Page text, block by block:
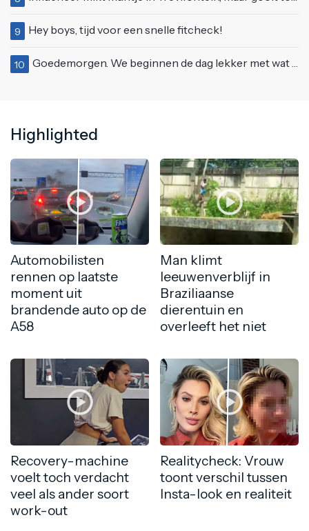
9 Hey boys, tijd voor een snelle fitcheck!
10 Goedemorgen. We beginnen de dag lekker met wat rek- en strekoefeningen
Highlighted
Automobilisten
rennen op laatste
moment uit
brandende auto op de
A58
Man klimt
leeuwenverblijf in
Braziliaanse
dierentuin en
overleeft het niet
Recovery-machine
voelt toch verdacht
veel als ander soort
work-out
Realitycheck: Vrouw
toont verschil tussen
Insta-look en realiteit